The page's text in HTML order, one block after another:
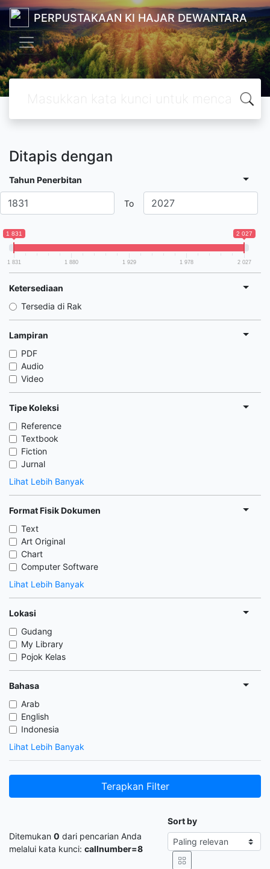
PERPUSTAKAAN KI HAJAR DEWANTARA
Ditapis dengan
Tahun Penerbitan
To
1 831 2 027
1 831 1 880 1 929 1 978 2 027
Ketersediaan
Tersedia di Rak
Lampiran
PDF
Audio
Video
Tipe Koleksi
Reference
Textbook
Fiction
Jurnal
Lihat Lebih Banyak
Format Fisik Dokumen
Text
Art Original
Chart
Computer Software
Lihat Lebih Banyak
Lokasi
Gudang
My Library
Pojok Kelas
Bahasa
Arab
English
Indonesia
Lihat Lebih Banyak
Terapkan Filter
Ditemukan 0 dari pencarian Anda
melalui kata kunci: callnumber=8
Sort by